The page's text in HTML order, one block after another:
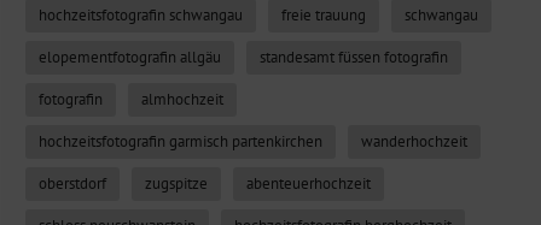
hochzeitsfotografin schwangau freie trauung schwangau
elopementfotografin allgäu standesamt füssen fotografin
fotografin almhochzeit
hochzeitsfotografin garmisch partenkirchen wanderhochzeit
oberstdorf zugspitze abenteuerhochzeit